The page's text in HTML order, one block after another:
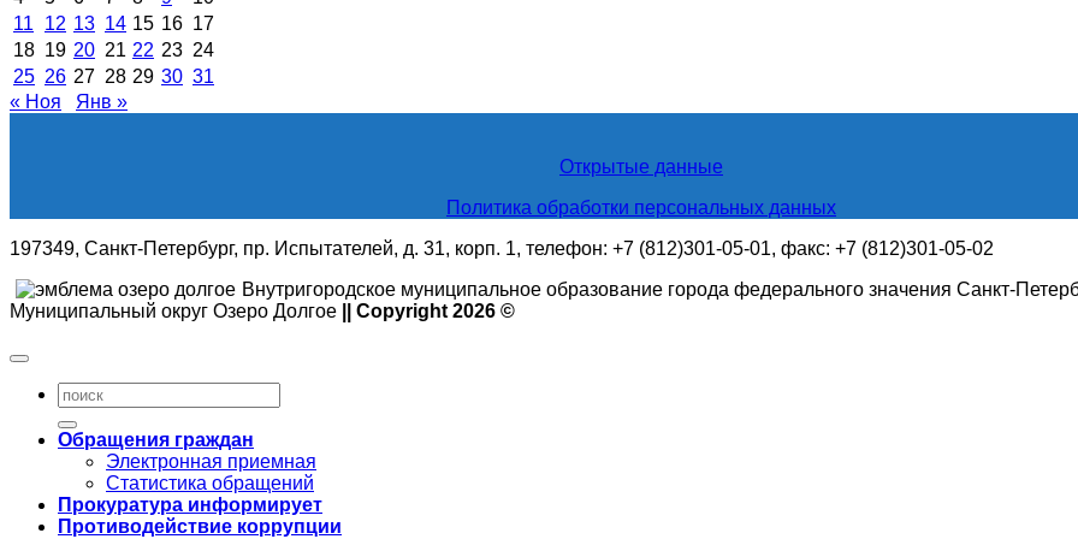
11
12 13 14 15 16 17
18 19 20 21 22 23 24
25 26 27 28 29 30 31
« Ноя
Янв »
Открытые данные
Политика обработки персональных данных
197349, Санкт-Петербург, пр. Испытателей, д. 31, корп. 1, телефон: +7 (812)301-05-01, факс: +7 (812)301-05-02
Внутригородское муниципальное образование города федерального значения Санкт-
Муниципальный округ Озеро Долгое
|| Copyright 2026 ©
Обращения граждан
Электронная приемная
Статистика обращений
Прокуратура информирует
Противодействие коррупции